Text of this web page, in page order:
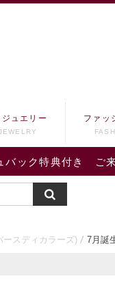
バック特典付き ご
ュエリー ファッ
ースディカラーズ) 7月誕